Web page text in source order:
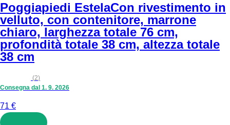
Poggiapiedi EstelaCon rivestimento in
velluto, con contenitore, marrone
chiaro, larghezza totale 76 cm,
profondità totale 38 cm, altezza totale
38 cm
(2)
Consegna dal 1. 9. 2026
71 €